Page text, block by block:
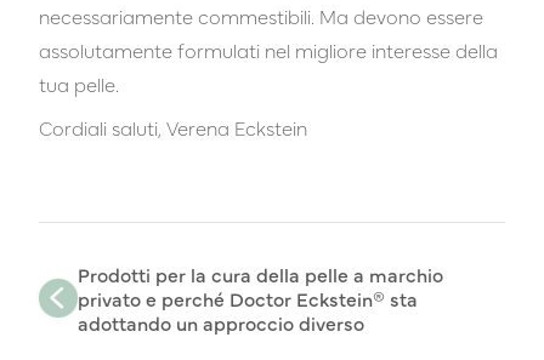
necessariamente commestibili. Ma devono essere
assolutamente formulati nel migliore interesse della
tua pelle.
Cordiali saluti, Verena Eckstein
Prodotti per la cura della pelle a marchio
privato e perché Doctor Eckstein® sta
adottando un approccio diverso